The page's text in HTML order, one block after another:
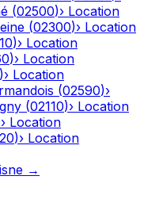
(02500)› Location
(02300)› Location
)› Location
)› Location
)› Location
(02590)›
(02110)› Location
› Location
)› Location
→